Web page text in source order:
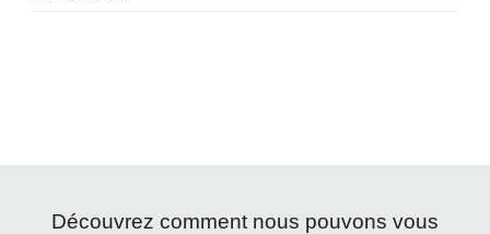
Découvrez comment nous pouvons vous